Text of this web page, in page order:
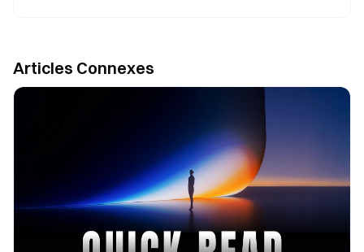
Articles Connexes